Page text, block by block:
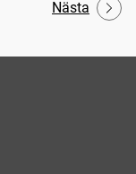
Nästa